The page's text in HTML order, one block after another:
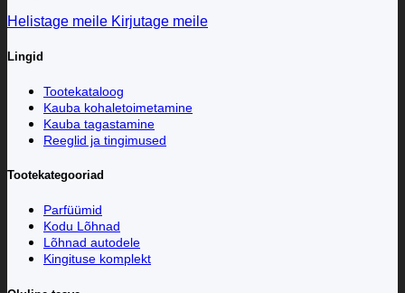
Helistage meile Kirjutage meile
Lingid
Tootekataloog
Kauba kohaletoimetamine
Kauba tagastamine
Reeglid ja tingimused
Tootekategooriad
Parfüümid
Kodu Lõhnad
Lõhnad autodele
Kingituse komplekt